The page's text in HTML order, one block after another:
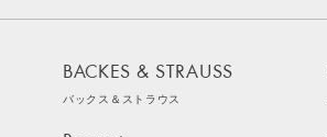
BACKES & STRAUSS
バックス＆ストラウス